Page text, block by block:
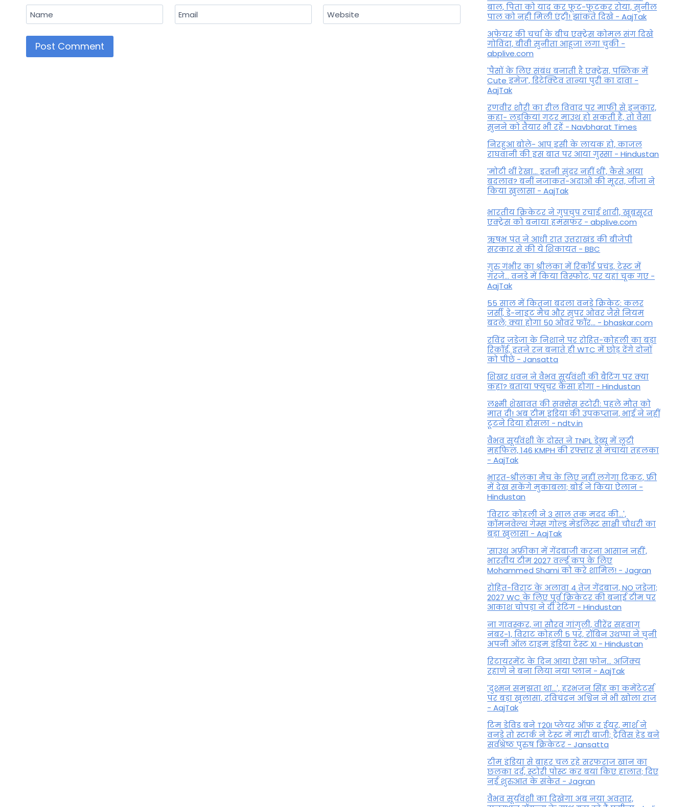
Name Email Website
बाल, पिता को याद कर फूट-फूटकर रोया, सुनील
पाल को नही मिली एंट्री! झांकते दिखे - AajTak
अफेयर की चर्चा के बीच एक्ट्रेस कोमल संग दिखे
गोविंदा, बीवी सुनीता आहूजा लगा चुकी -
abplive.com
'पैसों के लिए संबंध बनाती है एक्ट्रेस, पब्लिक में
Cute इमेज', डिटेक्टिव तान्या पुरी का दावा -
AajTak
रणवीर शौरी का रील विवाद पर माफी से इनकार,
कहा- लड़कियां गटर माउथ हो सकती हैं, तो वैसा
सुनने को तैयार भी रहें - Navbharat Times
निरहुआ बोले- आप इसी के लायक हो, काजल
राघवानी की इस बात पर आया गुस्सा - Hindustan
'मोटी थीं रेखा... इतनी सुंदर नहीं थीं', कैसे आया
बदलाव? बनीं नजाकत-अदाओं की मूरत, जीजा ने
किया खुलासा - AajTak
भारतीय क्रिकेटर ने गुपचुप रचाई शादी, खूबसूरत
एक्ट्रेस को बनाया हमसफर - abplive.com
ऋषभ पंत ने आधी रात उत्तराखंड की बीजेपी
सरकार से की ये शिकायत - BBC
गुरु गंभीर का श्रीलंका में र‍िकॉर्ड प्रचंड, टेस्ट में
गरजे... वनडे में किया व‍िस्फोट, पर यहां चूक गए -
AajTak
55 साल में कितना बदला वनडे क्रिकेट: कलर
जर्सी, डे-नाइट मैच और सुपर ओवर जैसे नियम
बदले; क्या होगा 50 ओवर फॉर... - bhaskar.com
रविंद्र जडेजा के निशाने पर रोहित-कोहली का बड़ा
रिकॉर्ड, इतने रन बनाते ही WTC में छोड़ देंगे दोनों
को पीछे - Jansatta
शिखर धवन ने वैभव सूर्यवंशी की बैटिंग पर क्या
कहा? बताया फ्यूचर कैसा होगा - Hindustan
लक्ष्मी शेखावत की सक्‍सेस स्‍टोरी: पहले मौत को
मात दी! अब टीम इंडिया की उपकप्तान, भाई ने नहीं
टूटने दिया हौसला - ndtv.in
वैभव सूर्यवंशी के दोस्त ने TNPL डेब्यू में लूटी
महफिल, 146 KMPH की रफ्तार से मचाया तहलका
- AajTak
भारत-श्रीलंका मैच के लिए नहीं लगेगा टिकट, फ्री
में देख सकेंगे मुकाबला; बोर्ड ने किया ऐलान -
Hindustan
'विराट कोहली ने 3 साल तक मदद की...',
कॉमनवेल्थ गेम्स गोल्ड मेडलिस्ट साक्षी चौधरी का
बड़ा खुलासा - AajTak
'साउथ अफ्रीका में गेंदबाजी करना आसान नहीं',
भारतीय टीम 2027 वर्ल्‍ड कप के लिए
Mohammed Shami को करे शामिल! - Jagran
रोहित-विराट के अलावा 4 तेज गेंदबाज, NO जडेजा;
2027 WC के लिए पूर्व क्रिकेटर की बनाई टीम पर
आकाश चोपड़ा ने दी रेटिंग - Hindustan
ना गावस्कर, ना सौरव गांगुली, वीरेंद्र सहवाग
नंबर-1, विराट कोहली 5 पर, रॉबिन उथप्पा ने चुनी
अपनी ऑल टाइम इंडिया टेस्ट XI - Hindustan
रिटायरमेंट के दिन आया ऐसा फोन... अजिंक्य
रहाणे ने बना लिया नया प्लान - AajTak
'दुश्मन समझता था...', हरभजन सिंह का कमेंटेटर्स
पर बड़ा खुलासा, रव‍िचंद्रन अश्विन ने भी खोला राज
- AajTak
टिम डेविड बने T20I प्लेयर ऑफ द ईयर, मार्श ने
वनडे तो स्टार्क ने टेस्ट में मारी बाजी; ट्रैविस हेड बने
सर्वश्रेष्ठ पुरुष क्रिकेटर - Jansatta
टीम इंडिया से बाहर चल रहे सरफराज खान का
छलका दर्द, स्टोरी पोस्ट कर बयां किए हालात; दिए
नई शुरुआत के संकेत - Jagran
वैभव सूर्यवंशी का दिखेगा अब नया अवतार,